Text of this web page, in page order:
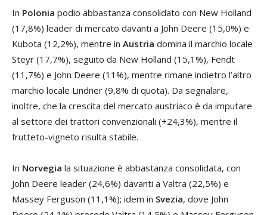
In Polonia podio abbastanza consolidato con New Holland
(17,8%) leader di mercato davanti a John Deere (15,0%) e
Kubota (12,2%), mentre in Austria domina il marchio locale
Steyr (17,7%), seguito da New Holland (15,1%), Fendt
(11,7%) e John Deere (11%), mentre rimane indietro l’altro
marchio locale Lindner (9,8% di quota). Da segnalare,
inoltre, che la crescita del mercato austriaco è da imputare
al settore dei trattori convenzionali (+24,3%), mentre il
frutteto-vigneto risulta stabile.
In Norvegia la situazione è abbastanza consolidata, con
John Deere leader (24,6%) davanti a Valtra (22,5%) e
Massey Ferguson (11,1%); idem in Svezia, dove John